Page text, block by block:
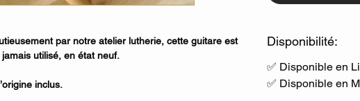
par notre atelier lutherie, cette guitare est
utilisé, en état neuf.
inclus.
Disponibilité:
✅ Disponible en
✅ Disponible en